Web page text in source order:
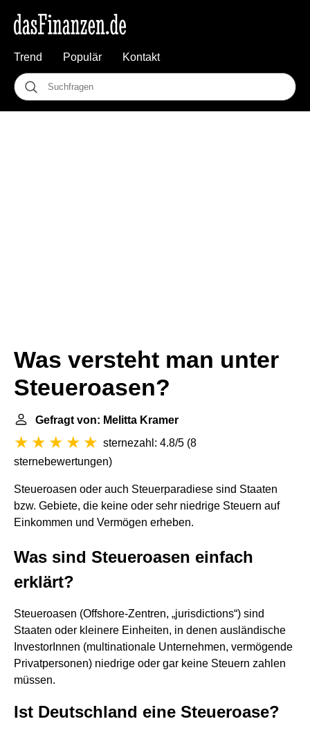
Trend Populär Kontakt
Was versteht man unter
Steueroasen?
Gefragt von: Melitta Kramer
sternezahl: 4.8/5 (8
sternebewertungen)
Steueroasen oder auch Steuerparadiese sind Staaten
bzw. Gebiete, die keine oder sehr niedrige Steuern auf
Einkommen und Vermögen erheben.
Was sind Steueroasen einfach
erklärt?
Steueroasen (Offshore-Zentren, „jurisdictions“) sind
Staaten oder kleinere Einheiten, in denen ausländische
InvestorInnen (multinationale Unternehmen, vermögende
Privatpersonen) niedrige oder gar keine Steuern zahlen
müssen.
Ist Deutschland eine Steueroase?